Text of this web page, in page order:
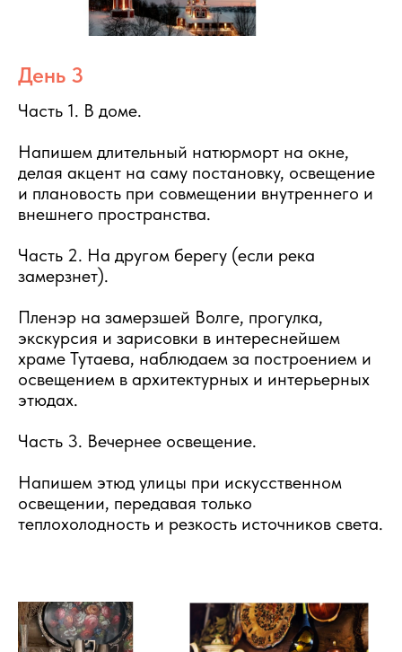
День 3
Часть 1. В доме.
Напишем длительный натюрморт на окне,
делая акцент на саму постановку, освещение
и плановость при совмещении внутреннего и
внешнего пространства.
Часть 2. На другом берегу (если река
замерзнет).
Пленэр на замерзшей Волге, прогулка,
экскурсия и зарисовки в интереснейшем
храме Тутаева, наблюдаем за построением и
освещением в архитектурных и интерьерных
этюдах.
Часть 3. Вечернее освещение.
Напишем этюд улицы при искусственном
освещении, передавая только
теплохолодность и резкость источников света.